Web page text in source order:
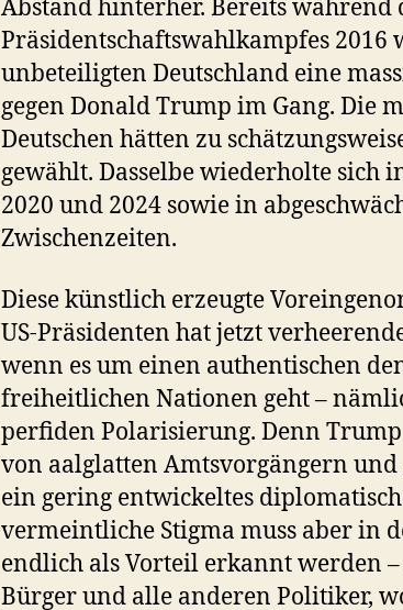
Abstand hinterher. Bereits während
Präsidentschaftswahlkampfes 2016
unbeteiligten Deutschland eine
gegen Donald Trump im Gang. Die
Deutschen hätten zu
gewählt. Dasselbe wiederholte sich
2020 und 2024 sowie in
Zwischenzeiten.
Diese künstlich erzeugte
US-Präsidenten hat jetzt
wenn es um einen authentischen
freiheitlichen Nationen geht –
perfiden Polarisierung. Denn
von aalglatten Amtsvorgängern
ein gering entwickeltes
vermeintliche Stigma muss aber in
endlich als Vorteil erkannt werden
Bürger und alle anderen Politiker,